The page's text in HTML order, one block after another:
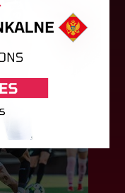
augusts 2026.